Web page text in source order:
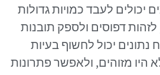
יכולים לעבד כמויות גדולות
דפוסים ולספק תובנות
נתונים יכול לחשוף בעיות
מזוהים, ולאפשר פתרונות